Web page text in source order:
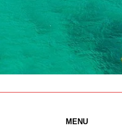
MENU